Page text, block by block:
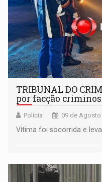
TRIBUNAL DO
por facção
Polícia 09 de Agosto
Vítima foi socorrida e